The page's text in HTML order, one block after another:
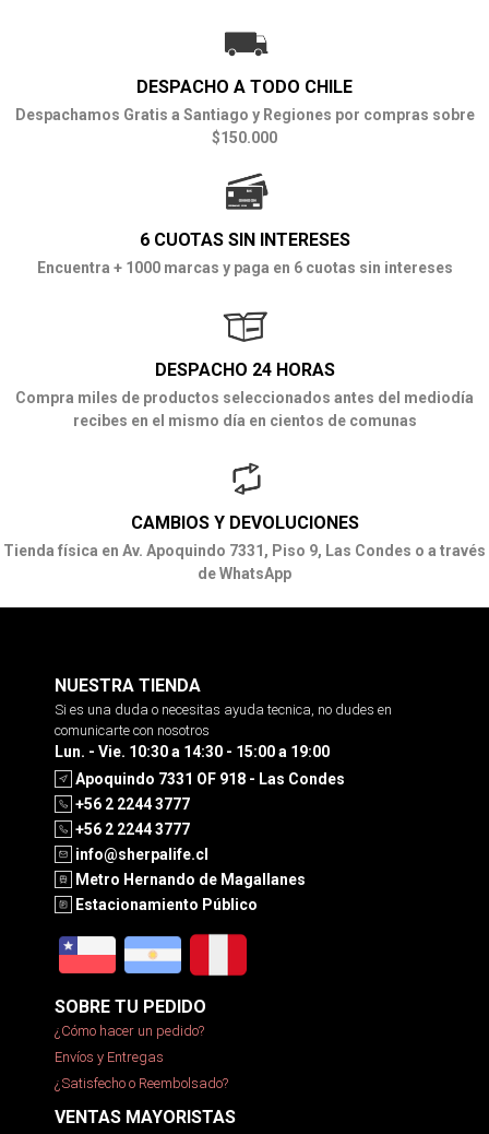
DESPACHO A TODO CHILE
Despachamos Gratis a Santiago y Regiones por compras sobre
$150.000
6 CUOTAS SIN INTERESES
Encuentra + 1000 marcas y paga en 6 cuotas sin intereses
DESPACHO 24 HORAS
Compra miles de productos seleccionados antes del mediodía
recibes en el mismo día en cientos de comunas
CAMBIOS Y DEVOLUCIONES
Tienda física en Av. Apoquindo 7331, Piso 9, Las Condes o a través
de WhatsApp
NUESTRA TIENDA
Si es una duda o necesitas ayuda tecnica, no dudes en
comunicarte con nosotros
Lun. - Vie. 10:30 a 14:30 - 15:00 a 19:00
Apoquindo 7331 OF 918 - Las Condes
+56 2 2244 3777
+56 2 2244 3777
info@sherpalife.cl
Metro Hernando de Magallanes
Estacionamiento Público
SOBRE TU PEDIDO
¿Cómo hacer un pedido?
Envíos y Entregas
¿Satisfecho o Reembolsado?
VENTAS MAYORISTAS